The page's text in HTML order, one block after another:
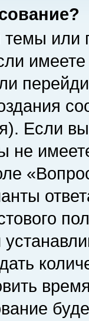
или
Если
не